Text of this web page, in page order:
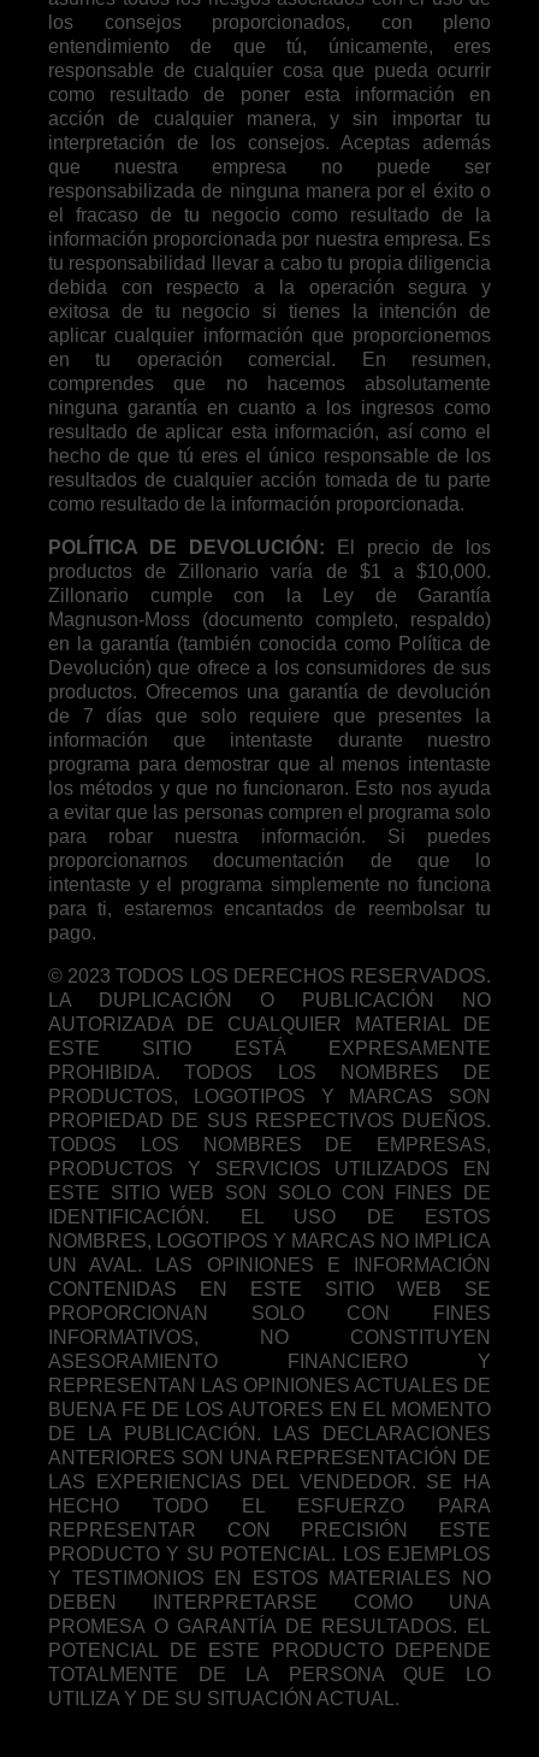
los consejos proporcionados, con pleno
entendimiento de que tú, únicamente, eres
responsable de cualquier cosa que pueda ocurrir
como resultado de poner esta información en
acción de cualquier manera, y sin importar tu
interpretación de los consejos. Aceptas además
que nuestra empresa no puede ser
responsabilizada de ninguna manera por el éxito o
el fracaso de tu negocio como resultado de la
información proporcionada por nuestra empresa. Es
tu responsabilidad llevar a cabo tu propia diligencia
debida con respecto a la operación segura y
exitosa de tu negocio si tienes la intención de
aplicar cualquier información que proporcionemos
en tu operación comercial. En resumen,
comprendes que no hacemos absolutamente
ninguna garantía en cuanto a los ingresos como
resultado de aplicar esta información, así como el
hecho de que tú eres el único responsable de los
resultados de cualquier acción tomada de tu parte
como resultado de la información proporcionada.
POLÍTICA DE DEVOLUCIÓN: El precio de los
productos de Zillonario varía de $1 a $10,000.
Zillonario cumple con la Ley de Garantía
Magnuson-Moss (documento completo, respaldo)
en la garantía (también conocida como Política de
Devolución) que ofrece a los consumidores de sus
productos. Ofrecemos una garantía de devolución
de 7 días que solo requiere que presentes la
información que intentaste durante nuestro
programa para demostrar que al menos intentaste
los métodos y que no funcionaron. Esto nos ayuda
a evitar que las personas compren el programa solo
para robar nuestra información. Si puedes
proporcionarnos documentación de que lo
intentaste y el programa simplemente no funciona
para ti, estaremos encantados de reembolsar tu
pago.
© 2023 TODOS LOS DERECHOS RESERVADOS.
LA DUPLICACIÓN O PUBLICACIÓN NO
AUTORIZADA DE CUALQUIER MATERIAL DE
ESTE SITIO ESTÁ EXPRESAMENTE
PROHIBIDA. TODOS LOS NOMBRES DE
PRODUCTOS, LOGOTIPOS Y MARCAS SON
PROPIEDAD DE SUS RESPECTIVOS DUEÑOS.
TODOS LOS NOMBRES DE EMPRESAS,
PRODUCTOS Y SERVICIOS UTILIZADOS EN
ESTE SITIO WEB SON SOLO CON FINES DE
IDENTIFICACIÓN. EL USO DE ESTOS
NOMBRES, LOGOTIPOS Y MARCAS NO IMPLICA
UN AVAL. LAS OPINIONES E INFORMACIÓN
CONTENIDAS EN ESTE SITIO WEB SE
PROPORCIONAN SOLO CON FINES
INFORMATIVOS, NO CONSTITUYEN
ASESORAMIENTO FINANCIERO Y
REPRESENTAN LAS OPINIONES ACTUALES DE
BUENA FE DE LOS AUTORES EN EL MOMENTO
DE LA PUBLICACIÓN. LAS DECLARACIONES
ANTERIORES SON UNA REPRESENTACIÓN DE
LAS EXPERIENCIAS DEL VENDEDOR. SE HA
HECHO TODO EL ESFUERZO PARA
REPRESENTAR CON PRECISIÓN ESTE
PRODUCTO Y SU POTENCIAL. LOS EJEMPLOS
Y TESTIMONIOS EN ESTOS MATERIALES NO
DEBEN INTERPRETARSE COMO UNA
PROMESA O GARANTÍA DE RESULTADOS. EL
POTENCIAL DE ESTE PRODUCTO DEPENDE
TOTALMENTE DE LA PERSONA QUE LO
UTILIZA Y DE SU SITUACIÓN ACTUAL.